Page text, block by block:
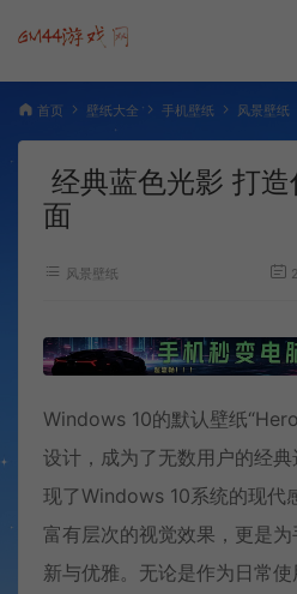
首页 壁纸大全 手机壁纸 风景壁纸
经典蓝色光影 打
面
风景壁纸
Windows 10的默认壁纸
设计，成为了无数用户的经
现了Windows 10系统的现代
富有层次的视觉效果，更是
新与优雅。无论是作为日常